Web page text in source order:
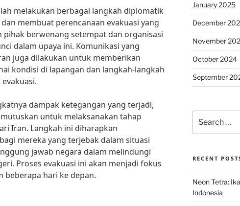
melakukan berbagai langkah diplomatik
membuat perencanaan evakuasi yang
pihak berwenang setempat dan organisasi
dalam upaya ini. Komunikasi yang
juga dilakukan untuk memberikan
kondisi di lapangan dan langkah-langkah
dampak ketegangan yang terjadi,
untuk melaksanakan tahap
Iran. Langkah ini diharapkan
mereka yang terjebak dalam situasi
jawab negara dalam melindungi
Proses evakuasi ini akan menjadi fokus
beberapa hari ke depan.
January 2025
December
November
October 2024
September
for:
RECENT
Neon Tetra:
Indonesia